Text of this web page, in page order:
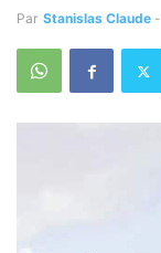
Par Stanislas Claude -